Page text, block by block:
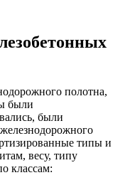
полотна,
были
были
типы и
весу, типу
классам: